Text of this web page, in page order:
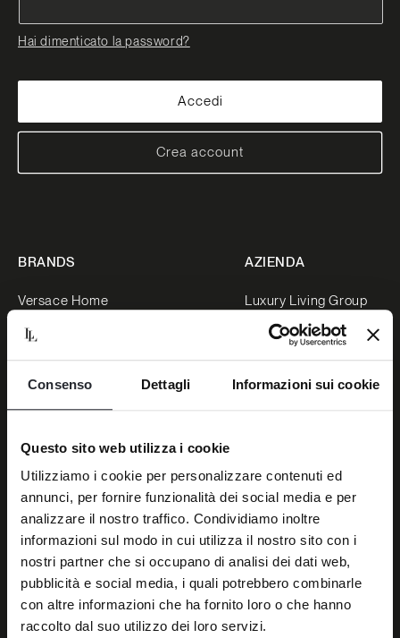
Consenso Dettagli Informazioni sui cookie
Questo sito web utilizza i cookie
Utilizziamo i cookie per personalizzare contenuti ed
annunci, per fornire funzionalità dei social media e per
analizzare il nostro traffico. Condividiamo inoltre
informazioni sul modo in cui utilizza il nostro sito con i
nostri partner che si occupano di analisi dei dati web,
pubblicità e social media, i quali potrebbero combinarle
con altre informazioni che ha fornito loro o che hanno
raccolto dal suo utilizzo dei loro servizi.
Hai dimenticato la password?
Accedi
Crea account
BRANDS
Versace Home
Dolce&Gabbana Casa
Bentley Home
Bugatti Home
Luxence
Trussardi Casa
AZIENDA
Luxury Living Group
Lavora con noi
News
Stampa
Negozi
POSSIAMO AIUTARTI?
Richiedi un Appuntamento
Contattaci
SEGUICI
Linkedin